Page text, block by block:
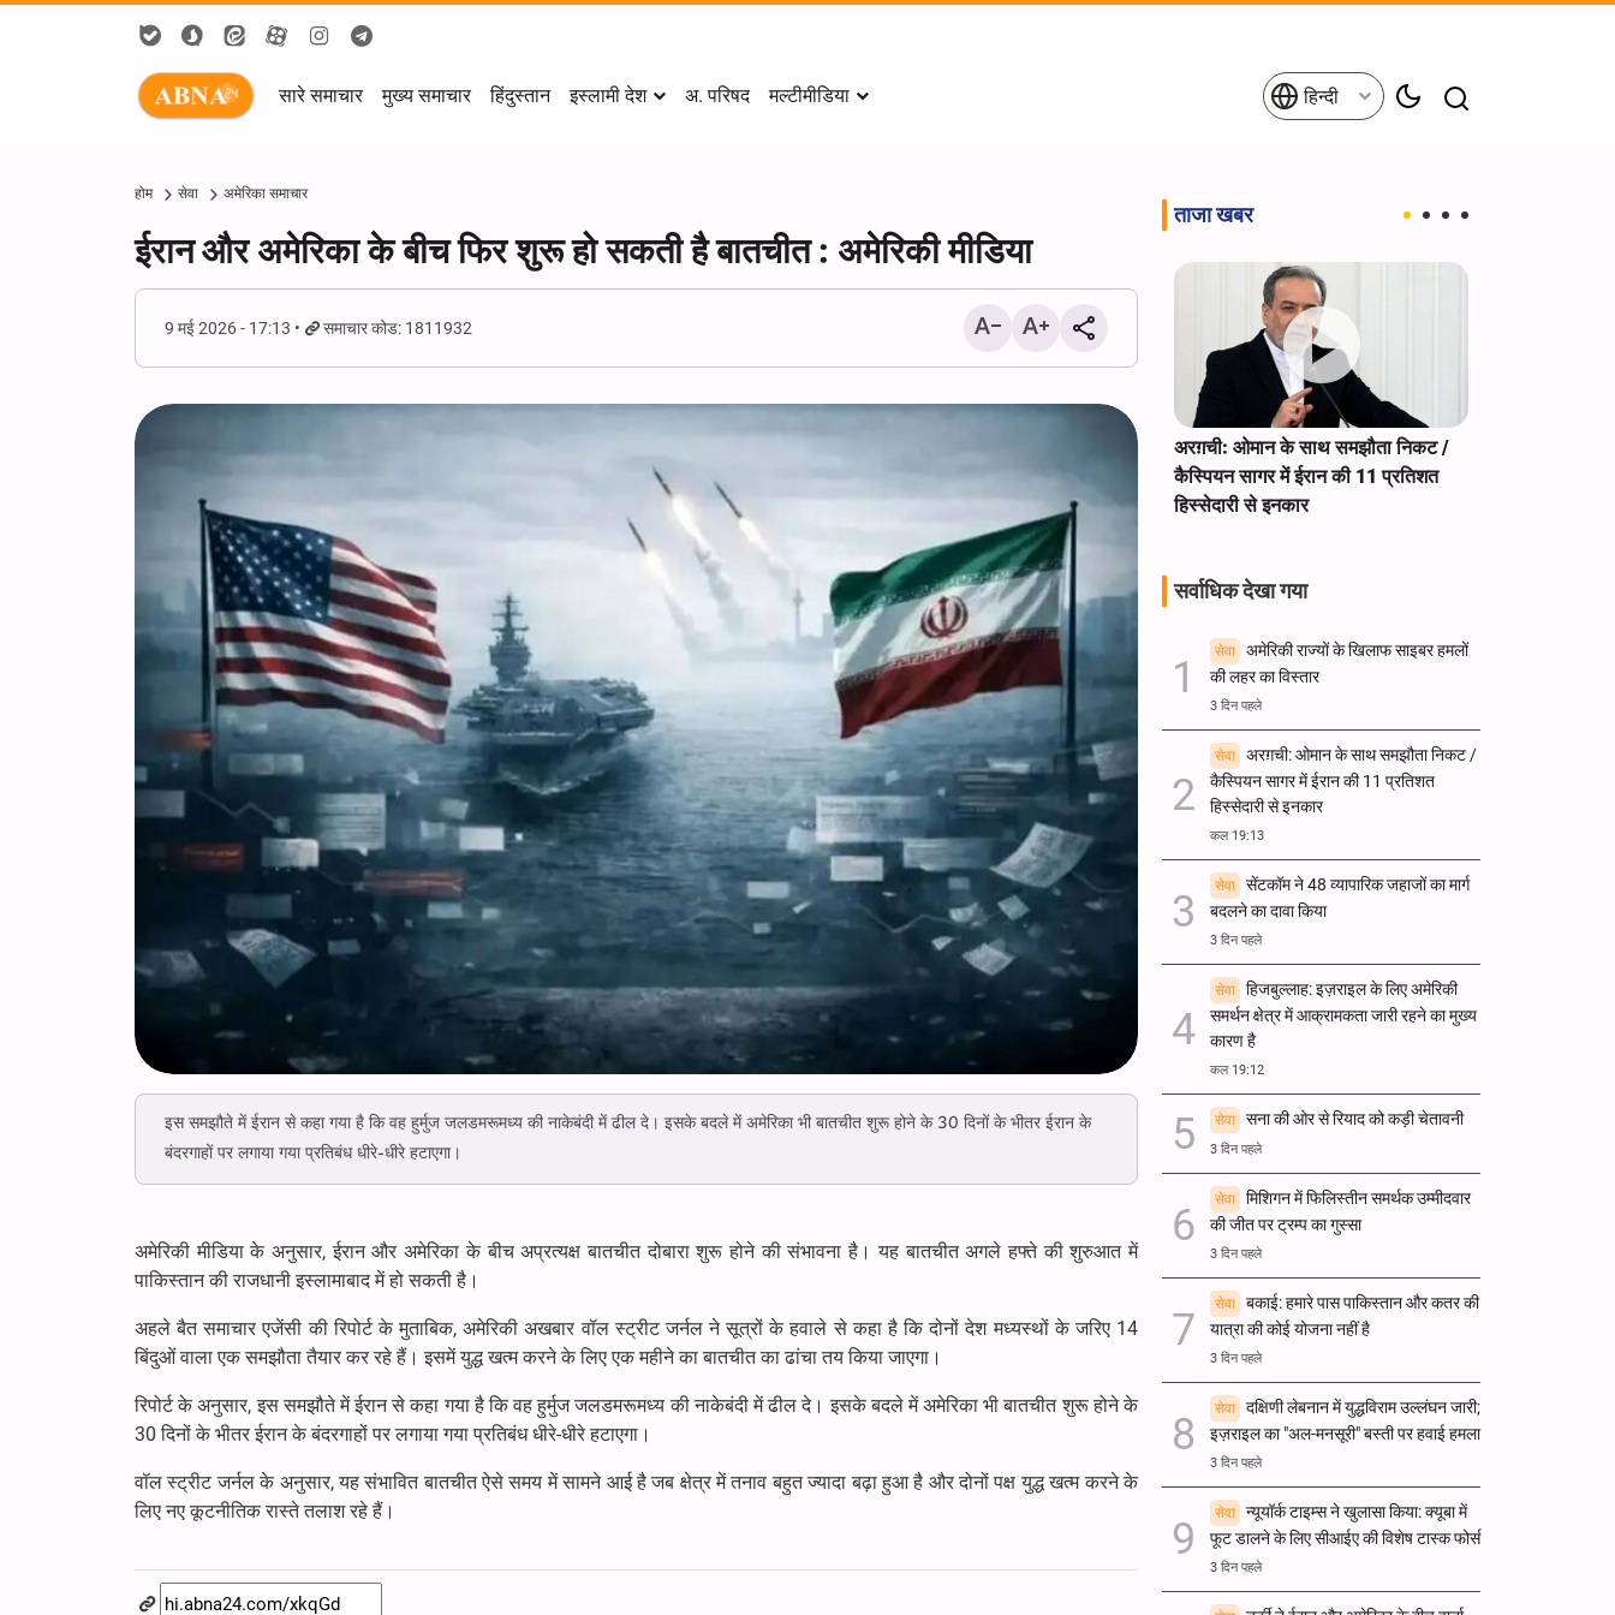
सारे समाचार मुख्य समाचार हिंदुस्तान इस्लामी देश अ. परिषद मल्टीमीडिया हिन्दी
होम सेवा अमेरिका समाचार
ईरान और अमेरिका के बीच फिर शुरू हो सकती है बातचीत : अमेरिकी मीडिया
9 मई 2026 - 17:13 समाचार कोड: 1811932
इस समझौते में ईरान से कहा गया है कि वह हुर्मुज जलडमरूमध्य की नाकेबंदी में ढील दे। इसके बदले में अमेरिका भी बातचीत शुरू होने के 30 दिनों के भीतर ईरान के
बंदरगाहों पर लगाया गया प्रतिबंध धीरे-धीरे हटाएगा।
अमेरिकी मीडिया के अनुसार, ईरान और अमेरिका के बीच अप्रत्यक्ष बातचीत दोबारा शुरू होने की संभावना है। यह बातचीत अगले हफ्ते की शुरुआत में
पाकिस्तान की राजधानी इस्लामाबाद में हो सकती है।
अहले बैत समाचार एजेंसी की रिपोर्ट के मुताबिक, अमेरिकी अखबार वॉल स्ट्रीट जर्नल ने सूत्रों के हवाले से कहा है कि दोनों देश मध्यस्थों के जरिए 14
बिंदुओं वाला एक समझौता तैयार कर रहे हैं। इसमें युद्ध खत्म करने के लिए एक महीने का बातचीत का ढांचा तय किया जाएगा।
रिपोर्ट के अनुसार, इस समझौते में ईरान से कहा गया है कि वह हुर्मुज जलडमरूमध्य की नाकेबंदी में ढील दे। इसके बदले में अमेरिका भी बातचीत शुरू होने के
30 दिनों के भीतर ईरान के बंदरगाहों पर लगाया गया प्रतिबंध धीरे-धीरे हटाएगा।
वॉल स्ट्रीट जर्नल के अनुसार, यह संभावित बातचीत ऐसे समय में सामने आई है जब क्षेत्र में तनाव बहुत ज्यादा बढ़ा हुआ है और दोनों पक्ष युद्ध खत्म करने के
लिए नए कूटनीतिक रास्ते तलाश रहे हैं।
ताजा खबर
समर्थन क्षेत्र में आक्रामकता जारी रहने का
मुख्य कारण है
अरग़ची: ओमान के साथ समझौता निकट /
कैस्पियन सागर में ईरान की 11 प्रतिशत
हिस्सेदारी से इनकार
सर्वाधिक देखा गया
सेवा
अमेरिकी राज्यों के खिलाफ साइबर हमलों
की लहर का विस्तार
3 दिन पहले
सेवा
अरग़ची: ओमान के साथ समझौता निकट /
कैस्पियन सागर में ईरान की 11 प्रतिशत
हिस्सेदारी से इनकार
कल 19:13
सेवा
सेंटकॉम ने 48 व्यापारिक जहाजों का मार्ग
बदलने का दावा किया
3 दिन पहले
सेवा
हिजबुल्लाह: इज़राइल के लिए अमेरिकी
समर्थन क्षेत्र में आक्रामकता जारी रहने का मुख्य
कारण है
कल 19:12
सेवा सना की ओर से रियाद को कड़ी चेतावनी
3 दिन पहले
सेवा
मिशिगन में फिलिस्तीन समर्थक उम्मीदवार
की जीत पर ट्रम्प का गुस्सा
3 दिन पहले
सेवा
बकाई: हमारे पास पाकिस्तान और कतर की
यात्रा की कोई योजना नहीं है
3 दिन पहले
सेवा
दक्षिणी लेबनान में युद्धविराम उल्लंघन जारी;
इज़राइल का "अल-मनसूरी" बस्ती पर हवाई हमला
3 दिन पहले
सेवा
न्यूयॉर्क टाइम्स ने खुलासा किया: क्यूबा में
फूट डालने के लिए सीआईए की विशेष टास्क फोर्स
3 दिन पहले